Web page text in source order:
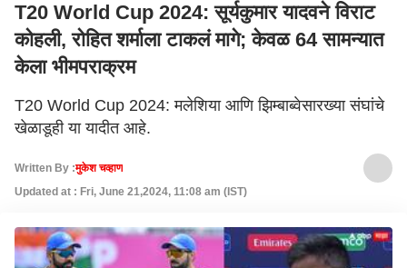
T20 World Cup 2024: सूर्यकुमार यादवने विराट
कोहली, रोहित शर्माला टाकलं मागे; केवळ 64 सामन्यात
केला भीमपराक्रम
T20 World Cup 2024: मलेशिया आणि झिम्बाब्वेसारख्या संघांचे
खेळाडूही या यादीत आहे.
Written By :मुकेश चव्हाण
Updated at : Fri, June 21,2024, 11:08 am (IST)